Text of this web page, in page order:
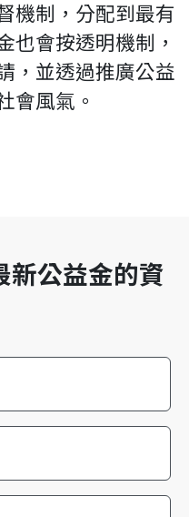
機制，分配到最有
也會按透明機制，
，並透過推廣公益
會風氣。
新公益金的資